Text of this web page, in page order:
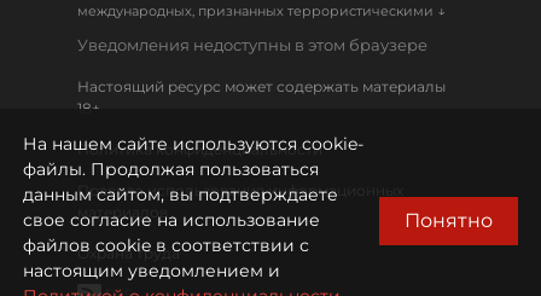
международных, признанных террористическими ↓
Уведомления недоступны в этом браузере
Настоящий ресурс может содержать материалы
18+
Политика конфиденциальности
Правила использования информационных
материалов
Охрана труда
На нашем сайте используются cookie-
файлы. Продолжая пользоваться
данным сайтом, вы подтверждаете
свое согласие на использование
файлов cookie в соответствии с
настоящим уведомлением и
Понятно